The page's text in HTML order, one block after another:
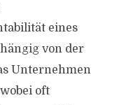
eines
von der
Unternehmen
oft